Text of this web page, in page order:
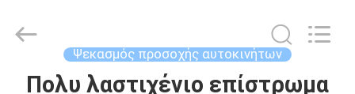
ΣΠΊΤΙ
INDUSTRY
Reserved.
Ψεκασμός προσοχής αυτοκινήτων
Πολυ λαστιχένιο επίστρωμα